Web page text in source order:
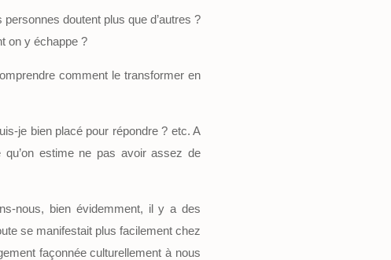
doutent plus que d’autres ?
on y échappe ?
comment le transformer en
je bien placé pour répondre ? etc. A
estime ne pas avoir assez de
nous, bien évidemment, il y a des
se manifestait plus facilement chez
façonnée culturellement à nous